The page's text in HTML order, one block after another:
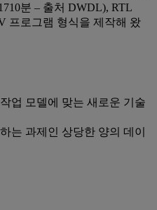
분 – 출처 DWDL), RTL
프로그램 형식을 제작해 왔
업 모델에 맞는 새로운 기술
는 과제인 상당한 양의 데이